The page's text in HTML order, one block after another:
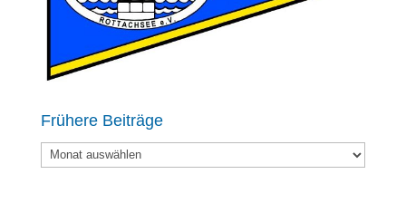
Frühere Beiträge
Frühere